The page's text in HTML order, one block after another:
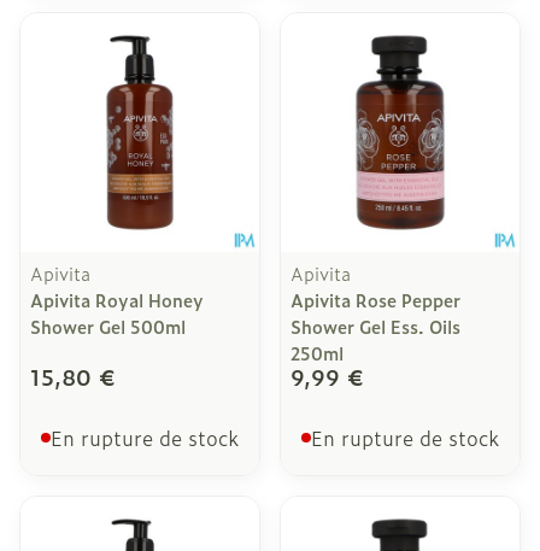
Apivita
Apivita Royal Honey
Shower Gel 500ml
15,80 €
En rupture de stock
Apivita
Apivita Rose Pepper
Shower Gel Ess. Oils
250ml
9,99 €
En rupture de stock